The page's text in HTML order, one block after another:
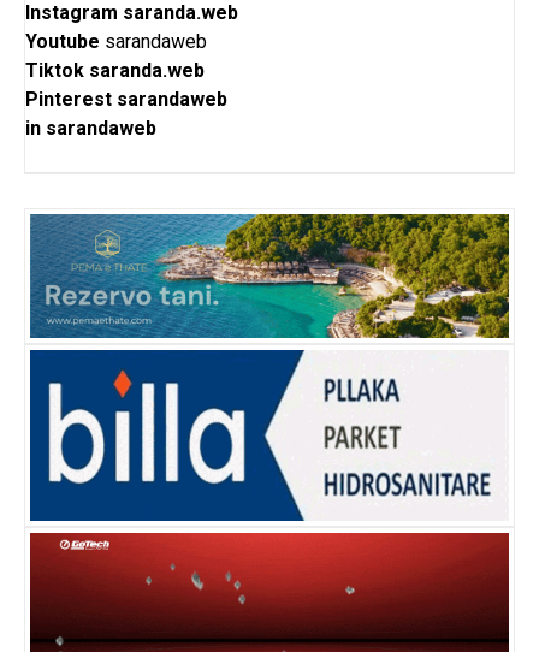
Instagram saranda.web
Youtube sarandaweb
Tiktok saranda.web
Pinterest sarandaweb
in sarandaweb